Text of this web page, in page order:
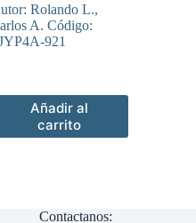
Rolando L.,
A. Código:
921
Añadir al
carrito
Contactanos: